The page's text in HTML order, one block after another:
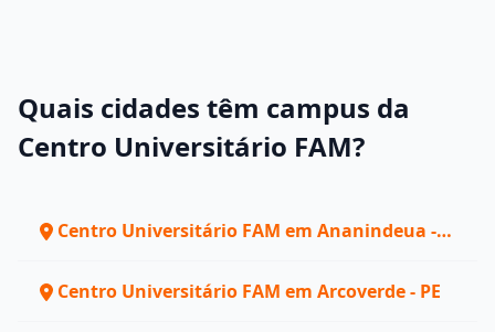
Quais cidades têm campus da
Centro Universitário FAM?
Centro Universitário FAM em Ananindeua -
Centro Universitário FAM em Arcoverde - PE